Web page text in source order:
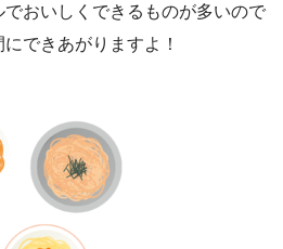
おいしくできるものが多いので
できあがりますよ！